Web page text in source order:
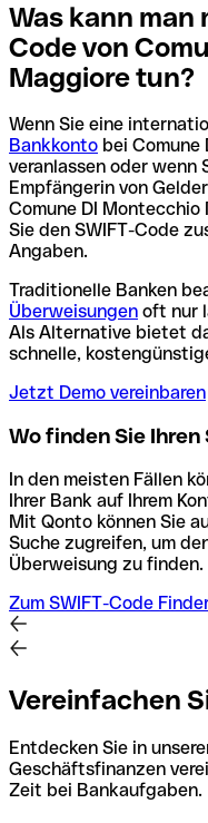
Was kann man
Code von
Maggiore tun?
Wenn Sie eine
Bankkonto bei
veranlassen oder wenn
Empfängerin von
Comune DI
Sie den SWIFT-Code
Angaben.
Traditionelle Banken
Überweisungen oft nur
Als Alternative bietet
schnelle,
Jetzt Demo vereinbaren
Wo finden Sie Ihren
In den meisten Fällen
Ihrer Bank auf Ihrem
Mit Qonto können Sie
Suche zugreifen, um
Überweisung zu finden.
Zum SWIFT-Code
Vereinfachen
Entdecken Sie in
Geschäftsfinanzen
Zeit bei Bankaufgaben.